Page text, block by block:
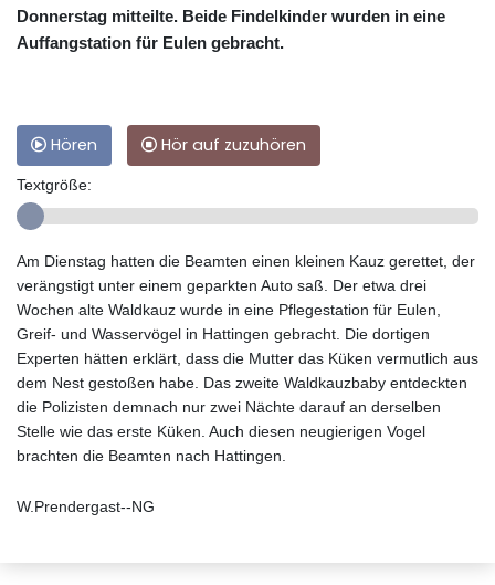
Donnerstag mitteilte. Beide Findelkinder wurden in eine
Auffangstation für Eulen gebracht.
Hören Hör auf zuzuhören
Textgröße:
Am Dienstag hatten die Beamten einen kleinen Kauz gerettet, der
verängstigt unter einem geparkten Auto saß. Der etwa drei
Wochen alte Waldkauz wurde in eine Pflegestation für Eulen,
Greif- und Wasservögel in Hattingen gebracht. Die dortigen
Experten hätten erklärt, dass die Mutter das Küken vermutlich aus
dem Nest gestoßen habe. Das zweite Waldkauzbaby entdeckten
die Polizisten demnach nur zwei Nächte darauf an derselben
Stelle wie das erste Küken. Auch diesen neugierigen Vogel
brachten die Beamten nach Hattingen.
W.Prendergast--NG